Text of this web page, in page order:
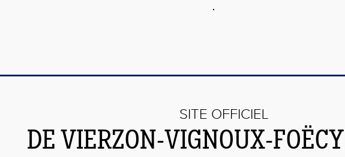
SITE OFFICIEL
DE VIERZON-VIGNOUX-